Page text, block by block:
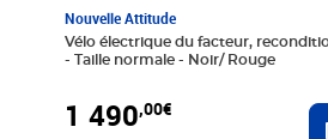
Nouvelle Attitude
Vélo électrique du facteur,
- Taille normale - Noir/ Rouge
1 490,00€